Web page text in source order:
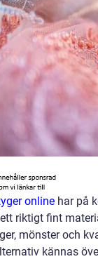
online har på
riktigt fint
mönster och
kännas